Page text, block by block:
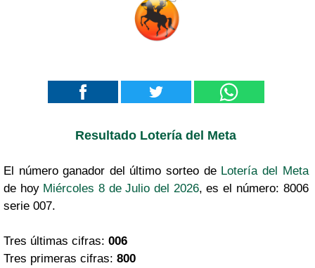
Resultado Lotería del Meta
El número ganador del último sorteo de Lotería del Meta
de hoy Miércoles 8 de Julio del 2026, es el número: 8006
serie 007.
Tres últimas cifras: 006
Tres primeras cifras: 800